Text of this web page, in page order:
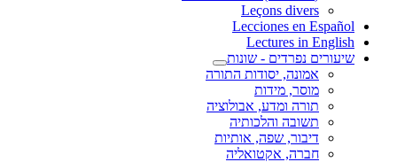
Leçons divers
Lecciones en Español
Lectures in English
שיעורים נפרדים - שונות
אמונה, יסודות התורה
מוסר, מידות
תורה ומדע, אבולוציה
תשובה והלכותיה
דיבור, שפה, אותיות
חברה, אקטואליה